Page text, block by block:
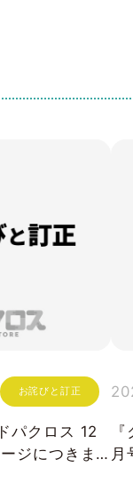
お詫びと訂正
パクロス 12
ジにつきま
月